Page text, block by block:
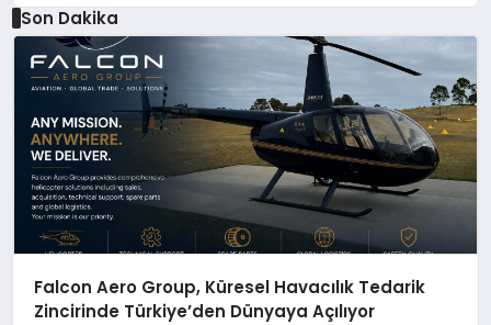
Son Dakika
Falcon Aero Group, Küresel Havacılık Tedarik
Zincirinde Türkiye’den Dünyaya Açılıyor